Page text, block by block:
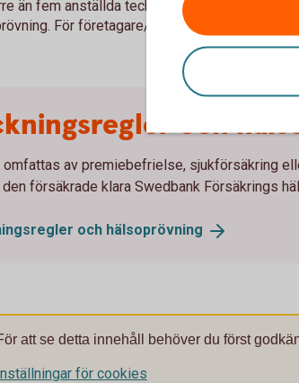
än fem anställda tecknar försäkring krävs i
För företagare/näringsidkare görs
och
omfattas av premiebefrielse, sjukförsäkring
försäkrade klara Swedbank Försäkrings
och hälsoprövning
att se detta innehåll behöver du först
för cookies